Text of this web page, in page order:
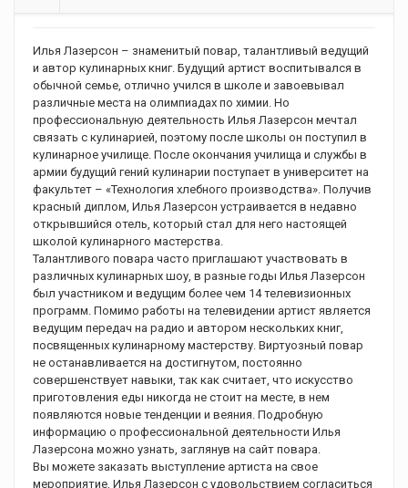
Илья Лазерсон – знаменитый повар, талантливый ведущий
и автор кулинарных книг. Будущий артист воспитывался в
обычной семье, отлично учился в школе и завоевывал
различные места на олимпиадах по химии. Но
профессиональную деятельность Илья Лазерсон мечтал
связать с кулинарией, поэтому после школы он поступил в
кулинарное училище. После окончания училища и службы в
армии будущий гений кулинарии поступает в университет на
факультет – «Технология хлебного производства». Получив
красный диплом, Илья Лазерсон устраивается в недавно
открывшийся отель, который стал для него настоящей
школой кулинарного мастерства.
Талантливого повара часто приглашают участвовать в
различных кулинарных шоу, в разные годы Илья Лазерсон
был участником и ведущим более чем 14 телевизионных
программ. Помимо работы на телевидении артист является
ведущим передач на радио и автором нескольких книг,
посвященных кулинарному мастерству. Виртуозный повар
не останавливается на достигнутом, постоянно
совершенствует навыки, так как считает, что искусство
приготовления еды никогда не стоит на месте, в нем
появляются новые тенденции и веяния. Подробную
информацию о профессиональной деятельности Илья
Лазерсона можно узнать, заглянув на сайт повара.
Вы можете заказать выступление артиста на свое
мероприятие, Илья Лазерсон с удовольствием согласиться